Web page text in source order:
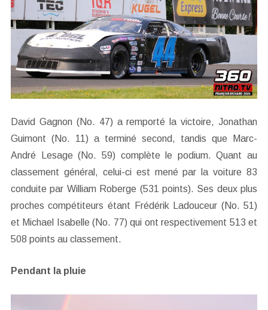
David Gagnon (No. 47) a remporté la victoire, Jonathan
Guimont (No. 11) a terminé second, tandis que Marc-
André Lesage (No. 59) complète le podium. Quant au
classement général, celui-ci est mené par la voiture 83
conduite par William Roberge (531 points). Ses deux plus
proches compétiteurs étant Frédérik Ladouceur (No. 51)
et Michael Isabelle (No. 77) qui ont respectivement 513 et
508 points au classement.
Pendant la pluie